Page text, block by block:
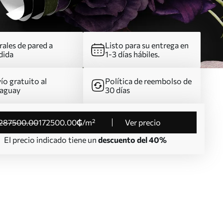
de pared a
Listo para su entrega en
1-3 días hábiles.
gratuito al
Política de reembolso de
30 días
.00172500.00₲/m²
Ver precio
El precio indicado tiene un descuento del 40%